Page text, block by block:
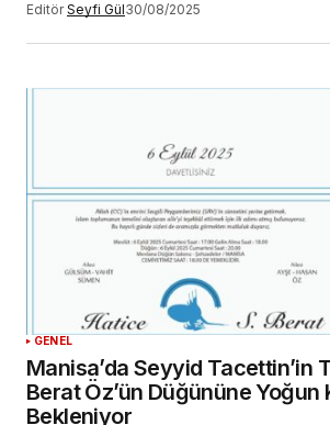
Editör Seyfi Gül30/08/2025
GENEL
Manisa’da Seyyid Tacettin’in
Berat Öz’ün Düğününe Yoğun
Bekleniyor